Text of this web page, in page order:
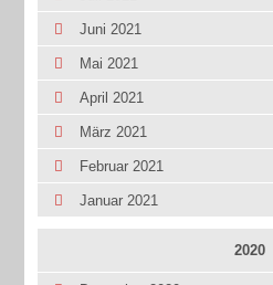
Juni 2021
Mai 2021
April 2021
März 2021
Februar 2021
Januar 2021
2020